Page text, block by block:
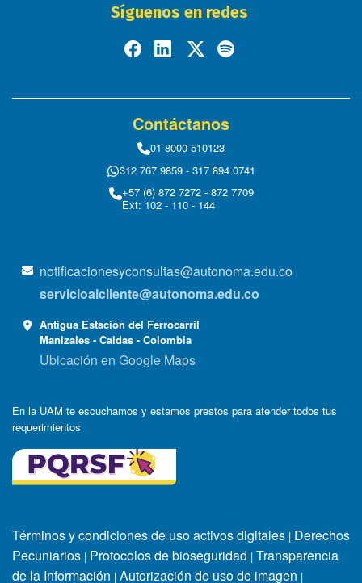
Síguenos en redes
Contáctanos
01-8000-510123
312 767 9859 - 317 894 0741
+57 (6) 872 7272 - 872 7709
Ext: 102 - 110 - 144
notificacionesyconsultas@autonoma.edu.co
servicioalcliente@autonoma.edu.co
Antigua Estación del Ferrocarril
Manizales - Caldas - Colombia
Ubicación en Google Maps
En la UAM te escuchamos y estamos prestos para atender todos tus
requerimientos
Términos y condiciones de uso activos digitales | Derechos
Pecuniarios | Protocolos de bioseguridad | Transparencia
de la Información | Autorización de uso de imagen |